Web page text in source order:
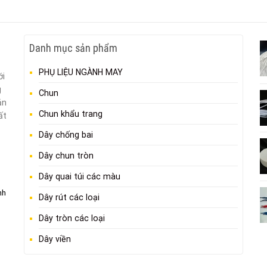
Danh mục sản phẩm
PHỤ LIỆU NGÀNH MAY
Chun
Chun khẩu trang
Dây chống bai
Dây chun tròn
Dây quai túi các màu
Dây rút các loại
Dây tròn các loại
Dây viền